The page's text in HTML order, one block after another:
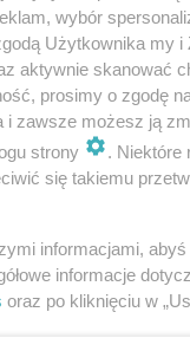
meble
wymagają
do ogrodu?
wybór
Użytkownika my
aktywnie skanować
prosimy o zgodę
i zawsze możesz ją
strony
. Niektóre
się takiemu
informacjami,
informacje
oraz po kliknięciu w